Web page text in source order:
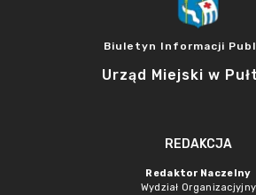
Biuletyn Informacji
Urząd Miejski w
REDAKCJA
Redaktor Naczelny
Wydział Organizacjyjny